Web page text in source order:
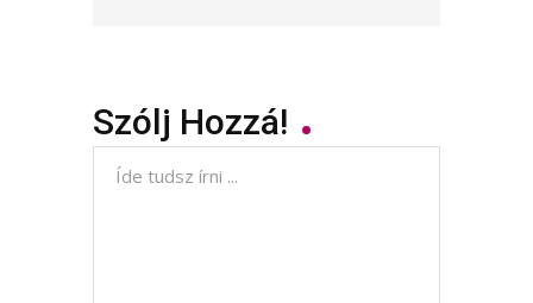
Szólj Hozzá!